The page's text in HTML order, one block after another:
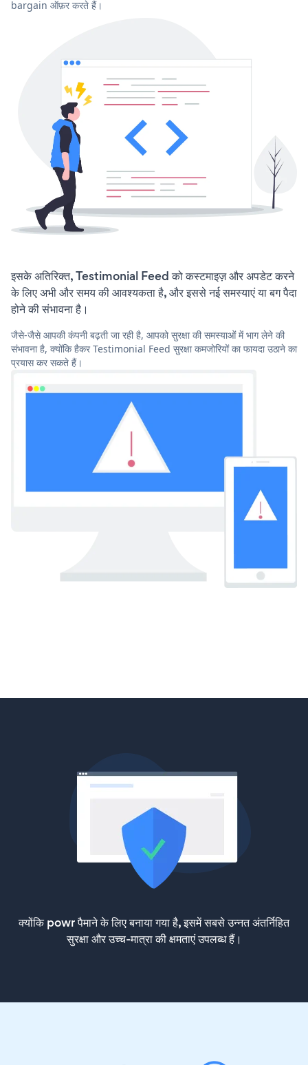
bargain ऑफ़र करते हैं।
इसके अतिरिक्त, Testimonial Feed को कस्टमाइज़ और अपडेट करने
के लिए अभी और समय की आवश्यकता है, और इससे नई समस्याएं या बग पैदा
होने की संभावना है।
जैसे-जैसे आपकी कंपनी बढ़ती जा रही है, आपको सुरक्षा की समस्याओं में भाग लेने की
संभावना है, क्योंकि हैकर Testimonial Feed सुरक्षा कमजोरियों का फायदा उठाने का
प्रयास कर सकते हैं।
क्योंकि powr पैमाने के लिए बनाया गया है, इसमें सबसे उन्नत अंतर्निहित
सुरक्षा और उच्च-मात्रा की क्षमताएं उपलब्ध हैं।